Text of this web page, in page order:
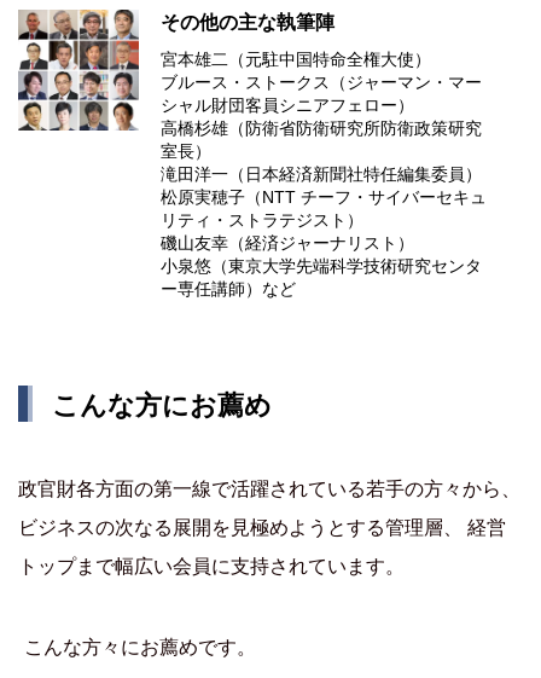
その他の主な執筆陣
宮本雄二（元駐中国特命全権大使）
ブルース・ストークス（ジャーマン・マー
シャル財団客員シニアフェロー）
高橋杉雄（防衛省防衛研究所防衛政策研究
室長）
滝田洋一（日本経済新聞社特任編集委員）
松原実穂子（NTT チーフ・サイバーセキュ
リティ・ストラテジスト）
磯山友幸（経済ジャーナリスト）
小泉悠（東京大学先端科学技術研究センタ
ー専任講師）など
こんな方にお薦め
政官財各方面の第一線で活躍されている若手の方々から、
ビジネスの次なる展開を見極めようとする管理層、 経営
トップまで幅広い会員に支持されています。
こんな方々にお薦めです。